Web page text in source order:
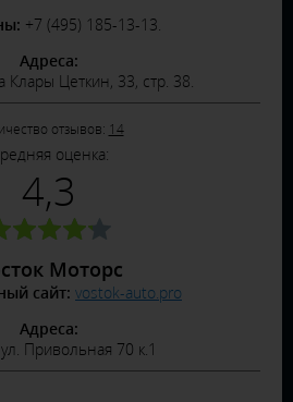
+7 (495) 185-13-13.
Адреса:
Клары Цеткин, 33, стр. 38.
отзывов: 14
оценка:
4,3
Моторс
сайт: vostok-auto.pro
Адреса:
Привольная 70 к.1